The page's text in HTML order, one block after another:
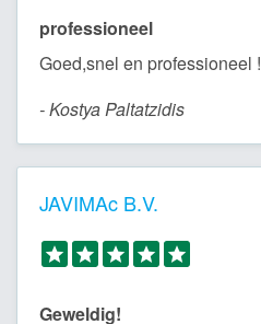
professioneel
Goed,snel en professioneel !
- Kostya Paltatzidis
JAVIMAc B.V.
Geweldig!